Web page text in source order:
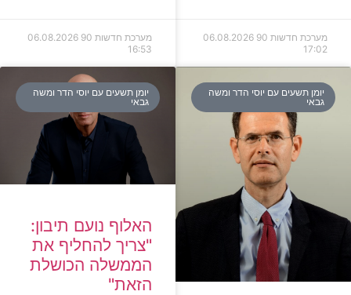
מערכת חדשות 90
06.08.2026
17:02
מערכת חדשות 90
06.08.2026
16:53
יומן תשעים עם יוסי הדר ומשה
גבאי
יומן תשעים עם יוסי הדר ומשה
גבאי
האלוף נועם תיבון:
"צריך להחליף את
הממשלה הכושלת
הזאת"